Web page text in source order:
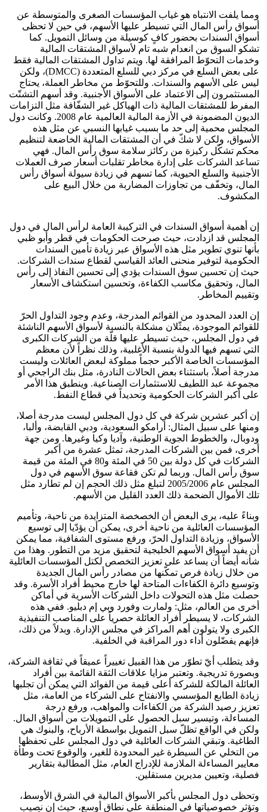
ومما يلفت الانتباه هو غياب المؤسسات الصغرى والمتوسطة عن
أسواق رأس المال التي تسيطر عليها الأسهم، في حين لا تحظى
أسواق السندات بحضور كافٍ كوسيلة من وسائل التمويل. كما
تشكو السوق من انعدام شبه تام لأسواق المشتقات المالية
وخدمات التحوّط المرافقة لها. ويتم تداول المشتقات المالية فقط
على بعض السلع في مركز دبي للسلع المتعددة (DMCC)، ولكن
ليس على الأسهم والسندات. وللتحوّط من مخاطر العملة، يحتاج
المستثمرون إلى الاعتماد على الأسواق الأجنبية. وقد أسهم التشتّت
المفرط للمشتقات المالية ذات الهياكل غير الشفّافة مثل التزامات
الديون المضمونة في الأزمة المالية العالمية عام 2008. وكانت دول
المجلس محمية إلى حد ما بسبب غيابها النسبي عن مثل هذه
الأسواق، ولكن لا شكّ في أن المشتقات المالية الخاضعة لتنظيم
محكم تشكّل ركيزة من ركائز سلامة سوق رأس المال. فهي
تساعد الشركات على إدارة مخاطر تقلبات أسعار صرف العملات
الأجنبية والسلع الحيوية، كما تسهم في زيادة سيولة أسواق رأس
المال، وتخفّف من تجاوزات المضاربة من خلال البيع على
المكشوف.
إن أهمية أسواق السندات في التركيبة العامة لرأس المال في دول
المجلس قد ازدادت، حيث صرحت الحكومات في قطر وأبو ظبي
بأنها تنوي تطوير مثل هذه الأسواق عبر زيادة تأمين السندات
الحكومية لتوفير منحنى العائد القياسي لقطاع سندات الشركات.
حيث إن تحسين سوق السندات يؤدي إلى تحسين النفاذ إلى رأس
المال، وتحقيق مكاسب الكفاءة، وتحسين استكشاف الأسعار
وتقييم المخاطر.
إن العدد المحدود من القوائم المدرجة، وعدم وجود التداول الحرّ
للقوائم الموجودة، يمثّلان مشكلة بالنسبة لأسواق الأسهم الناشئة
في دول المجلس، حيث تسيطر عليها قلّة من الشركات الكبرى
التي تسهم فيها الدولة بنسبة الأغلبية، وذلك نظراً لأن معظم
المؤسسات الخاصة الأكبر حجماً مملوكة لبعض العائلات وليست
مدرجة أصلاً، باستثناء بعض الحالات النادرة، مثل بنك الراجحي أو
مجموعة عبد اللطيف للاستثمارات الصناعية. وينطبق هذا الأمر
على أكبر الشركات الحكومية وتحديداً في قطاع النفط.
إن أكبر عشرين شركة في كل دول المجلس ليست مدرجة أصلا،
ومنها على سبيل المثال: أرامكو السعودية، ودبي القابضة، وألبا،
ودوبال، والخطوط الجوية الوطنية، وآديا وكيا وغيرها. ومن جهة
أخرى، فمن بين الشركات المدرجة، تمثل عشرة من أكبر
الشركات في كل دولة بين 50 في المئة و80 في المئة من قيمة
سوق رأس المال. وربما لم تكن فقاعة سوق الأسهم في دول
المجلس عام 2005/2006 لتبلغ مثل ذلك الحجم إن لم تطارد مثل
تلك الأموال الضحمة ذلك العدد القليل من الأسهم.
وبناءً عليه، يرى البعض أن الخصخصة المتزايدة من ناحية، وتأميم
المؤسسات العائلية من ناحية أخرى، يمكن أن يؤدّيا إلى توسيع
الأسواق، وزيادة التداول الحرّ، ورفع مستوى الشفافية، مما يمكن
أن يفيد أسواق الأسهم الخليجية لتحقيق مزيد من التطور. وهذا من
شأنه أيضاً أن يساعد على تعزيز التخصص لكتل المؤسسات العائلية
من خلال زيادة فرص تمكّنها من مصادر رأس المال الجديدة
وتوسيع دائرة الكفاءات المتاحة لها خارج محيط أفراد الأسرة. وقد
حصلت مثل هذه التحولات داخل الشركات الأسرية في أماكن
أخرى من العالم، مثل: ولمارت وفورد وبي إم دبليو. ففي هذه
الشركات، لا يسيطر أفراد العائلة حصرياً على المناصب التنفيذية
الكبرى ولا يتولون أهم المراكز في مجلس الإدارة. وبدلاً من ذلك،
فإنهم يفضّلون أداء دور المراقبة في الخلفية.
وقد يتطلب أيّ تطوّر من هذا القبيل تغييراً عميقاً في ثقافة الشركة،
وبصورة تدريجية. وتعتبر مزايا علاقات الثقة القائمة بين أفراد
العائلة المالكة للشركة أعلى قيمة من الفوائد التي يمكن أن تجلبها
زيادة الطابع المؤسسي والانفتاح على الشركاء من العامة، مثل
تعزيز رصيد الشركة من الكفاءات والمواهب، ورفع درجة
المساءلة، وتيسير سبل الحصول على التمويلات من أسواق المال.
ولكن في الواقع تظلّ سبل التمويل بواسطة الأرباح، والبنوك هي
الطاغية. وتبقي الشركات العائلية في دول المجلس على تحفظها
من التخلي عن السيطرة غير المحدودة للغير، والوقوع تحت وطأة
معايير المساءلة الملازمة للإدراج العام، مثل المطالبة بتقارير
فصلية، وتعيين مديرين مستقلين.
وتحظى دول المجلس بأكبر الأسواق المالية في الشرق الأوسط،
وتؤثر خصوصياتها في المنطقة على نطاق أوسع، حيث إن نصيب